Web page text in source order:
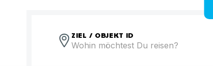
ZIEL / OBJEKT ID